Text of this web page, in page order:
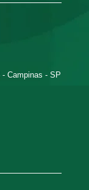
Campinas - SP